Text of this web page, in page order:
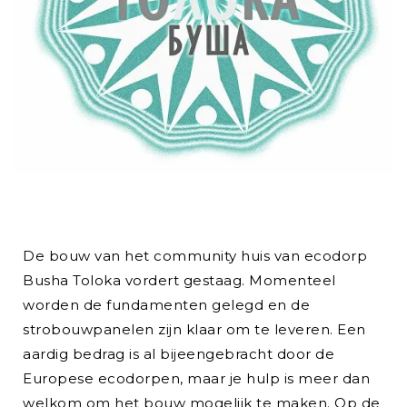
De bouw van het community huis van ecodorp
Busha Toloka vordert gestaag. Momenteel
worden de fundamenten gelegd en de
strobouwpanelen zijn klaar om te leveren. Een
aardig bedrag is al bijeengebracht door de
Europese ecodorpen, maar je hulp is meer dan
welkom om het bouw mogelijk te maken. Op de